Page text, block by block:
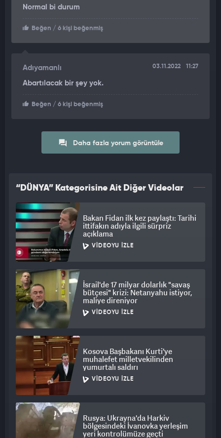
Normal bi durum
Beğen / 6 kişi beğenmiş
Adıyamanlı 03.11.2022 11:27
Abartılacak bir şey yok.
Beğen / 6 kişi beğenmiş
Daha fazla yorum görüntüle
“DÜNYA” Kategorisine Ait Diğer Videolar
Bakan Fidan ilk kez paylaştı: Tarihi
ittifakın adıyla ilgili sürpriz
açıklama
VIDEOYU İZLE
İsrail'de 17 milyar dolarlık "savaş
bütçesi" krizi: Netanyahu istiyor,
maliye direniyor
VIDEOYU İZLE
Kosova Başbakanı Kurti'ye
muhalefet milletvekilinden
yumurtalı saldırı
VIDEOYU İZLE
Rusya: Ukrayna'da Harkiv
bölgesindeki İvanovka yerleşim
yeri kontrolümüze geçti